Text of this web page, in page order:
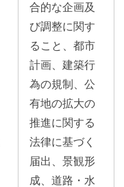
合的な企画及
び調整に関す
ること、都市
計画、建築行
為の規制、公
有地の拡大の
推進に関する
法律に基づく
届出、景観形
成、道路・水